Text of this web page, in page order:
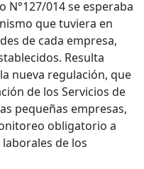
N°127/014 se esperaba
que tuviera en
de cada empresa,
Resulta
nueva regulación, que
de los Servicios de
pequeñas empresas,
obligatorio a
de los